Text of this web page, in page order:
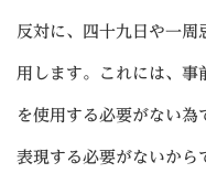
反対に、四十九日や一
用します。これには、事
を使用する必要がない
表現する必要がないから